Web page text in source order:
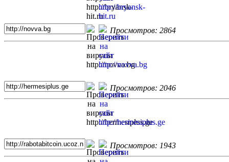
Просмотров: 2864
Просмотров: 2046
Просмотров: 1943